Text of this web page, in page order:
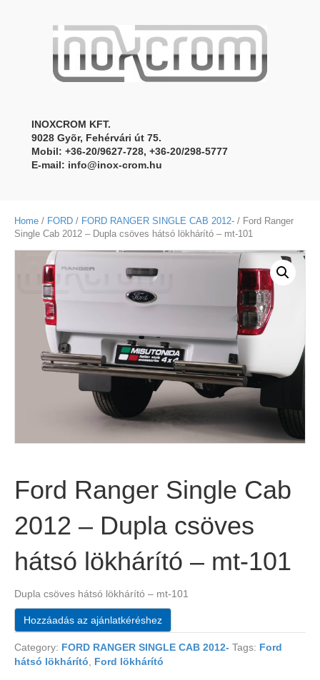
INOXCROM KFT.
9028 Gyõr, Fehérvári út 75.
Mobil: +36-20/9627-728, +36-20/298-5777
E-mail: info@inox-crom.hu
Home / FORD / FORD RANGER SINGLE CAB 2012- / Ford Ranger
Single Cab 2012 – Dupla csöves hátsó lökhárító – mt-101
Ford Ranger Single Cab
2012 – Dupla csöves
hátsó lökhárító – mt-101
Dupla csöves hátsó lökhárító – mt-101
Hozzáadás az ajánlatkéréshez
Category: FORD RANGER SINGLE CAB 2012- Tags: Ford
hátsó lökhárító, Ford lökhárító